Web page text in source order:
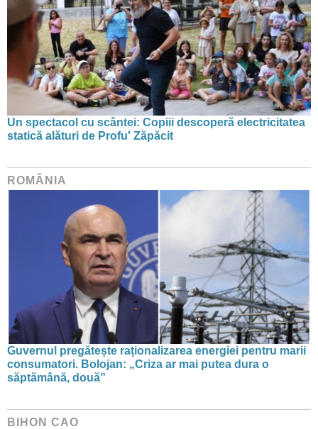
Un spectacol cu scântei: Copiii descoperă electricitatea
statică alături de Profu' Zăpăcit
ROMÂNIA
Guvernul pregătește raționalizarea energiei pentru marii
consumatori. Bolojan: „Criza ar mai putea dura o
săptămână, două”
BIHON CAO